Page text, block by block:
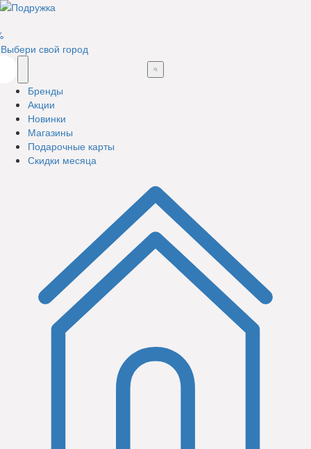
Выбери свой город
Бренды
Акции
Новинки
Магазины
Подарочные карты
Скидки месяца